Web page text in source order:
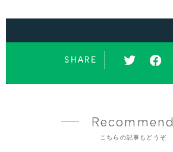
SHARE
Recommend
こちらの記事もどうぞ